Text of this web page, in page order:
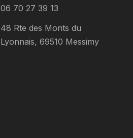
06 70 27 39 13
48 Rte des Monts du
Lyonnais, 69510 Messimy